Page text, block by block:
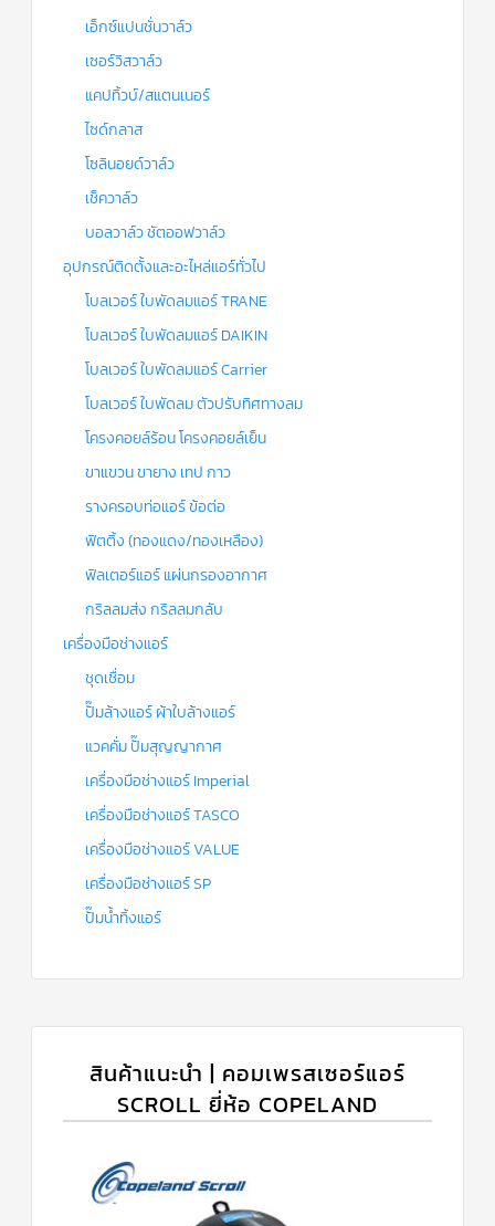
เอ็กซ์แปนชั่นวาล์ว
เซอร์วิสวาล์ว
แคปทิ้วบ์/สแตนเนอร์
ไซด์กลาส
โซลินอยด์วาล์ว
เช็ควาล์ว
บอลวาล์ว ชัตออฟวาล์ว
อุปกรณ์ติดตั้งและอะไหล่แอร์ทั่วไป
โบลเวอร์ ใบพัดลมแอร์ TRANE
โบลเวอร์ ใบพัดลมแอร์ DAIKIN
โบลเวอร์ ใบพัดลมแอร์ Carrier
โบลเวอร์ ใบพัดลม ตัวปรับทิศทางลม
โครงคอยล์ร้อน โครงคอยล์เย็น
ขาแขวน ขายาง เทป กาว
รางครอบท่อแอร์ ข้อต่อ
ฟิตติ้ง (ทองแดง/ทองเหลือง)
ฟิลเตอร์แอร์ แผ่นกรองอากาศ
กริลลมส่ง กริลลมกลับ
เครื่องมือช่างแอร์
ชุดเชื่อม
ปั๊มล้างแอร์ ผ้าใบล้างแอร์
แวคคั่ม ปั๊มสุญญากาศ
เครื่องมือช่างแอร์ Imperial
เครื่องมือช่างแอร์ TASCO
เครื่องมือช่างแอร์ VALUE
เครื่องมือช่างแอร์ SP
ปั๊มน้ำทิ้งแอร์
สินค้าแนะนำ | คอมเพรสเซอร์แอร์
SCROLL ยี่ห้อ COPELAND